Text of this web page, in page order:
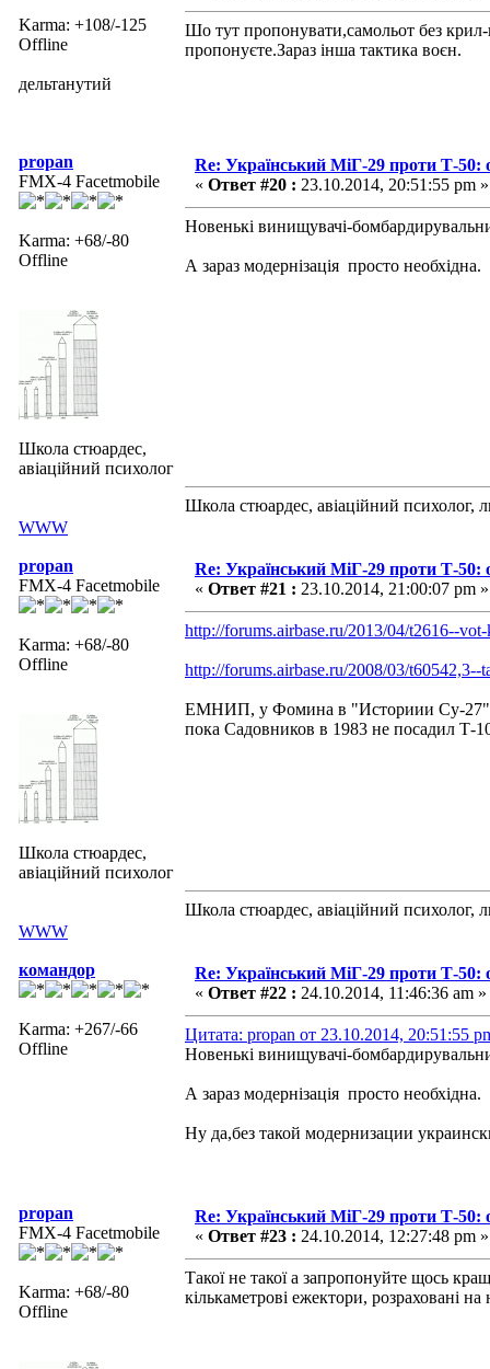
Karma: +108/-125
Offline
дельтанутий
Шо тут пропонувати,самольот без
пропонуєте.Зараз інша тактика воєн.
propan
FMX-4 Facetmobile
Karma: +68/-80
Offline
Школа стюардес,
авіаційний психолог
WWW
Re: Український МіГ-29 проти Т-50:
« Ответ #20 : 23.10.2014, 20:51:55 pm »
Новенькі винищувачі-
А зараз модернізація просто необхідна.
Школа стюардес, авіаційний психолог,
propan
FMX-4 Facetmobile
Karma: +68/-80
Offline
Школа стюардес,
авіаційний психолог
WWW
Re: Український МіГ-29 проти Т-50:
« Ответ #21 : 23.10.2014, 21:00:07 pm »
http://forums.airbase.ru/2013/04/t2616--
http://forums.airbase.ru/2008/03/
ЕМНИП, у Фомина в "Историии Су-27"
пока Садовников в 1983 не посадил Т-
Школа стюардес, авіаційний психолог,
командор
Karma: +267/-66
Offline
Re: Український МіГ-29 проти Т-50:
« Ответ #22 : 24.10.2014, 11:46:36 am »
Цитата: propan от 23.10.2014, 20:51:55
Новенькі винищувачі-
А зараз модернізація просто необхідна.
Ну да,без такой модернизации
propan
FMX-4 Facetmobile
Karma: +68/-80
Offline
Re: Український МіГ-29 проти Т-50:
« Ответ #23 : 24.10.2014, 12:27:48 pm »
Такої не такої а запропонуйте щось
кількаметрові ежектори, розраховані